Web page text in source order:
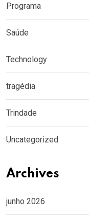
Programa
Saúde
Technology
tragédia
Trindade
Uncategorized
Archives
junho 2026